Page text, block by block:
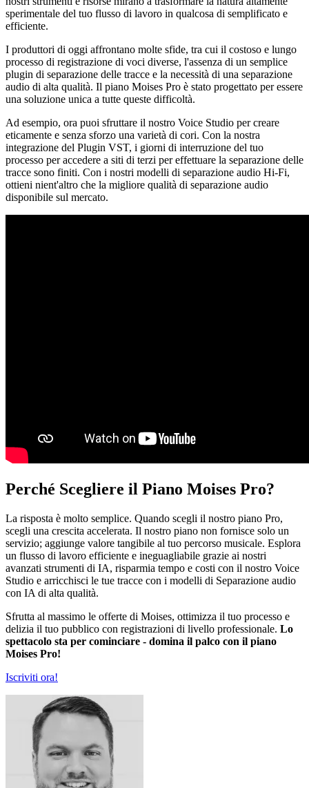
sperimentale del tuo flusso di lavoro in qualcosa di semplificato e
efficiente.
I produttori di oggi affrontano molte sfide, tra cui il costoso e lungo
processo di registrazione di voci diverse, l'assenza di un semplice
plugin di separazione delle tracce e la necessità di una separazione
audio di alta qualità. Il piano Moises Pro è stato progettato per essere
una soluzione unica a tutte queste difficoltà.
Ad esempio, ora puoi sfruttare il nostro Voice Studio per creare
eticamente e senza sforzo una varietà di cori. Con la nostra
integrazione del Plugin VST, i giorni di interruzione del tuo
processo per accedere a siti di terzi per effettuare la separazione delle
tracce sono finiti. Con i nostri modelli di separazione audio Hi-Fi,
ottieni nient'altro che la migliore qualità di separazione audio
disponibile sul mercato.
Perché Scegliere il Piano Moises Pro?
La risposta è molto semplice. Quando scegli il nostro piano Pro,
scegli una crescita accelerata. Il nostro piano non fornisce solo un
servizio; aggiunge valore tangibile al tuo percorso musicale. Esplora
un flusso di lavoro efficiente e ineguagliabile grazie ai nostri
avanzati strumenti di IA, risparmia tempo e costi con il nostro Voice
Studio e arricchisci le tue tracce con i modelli di Separazione audio
con IA di alta qualità.
Sfrutta al massimo le offerte di Moises, ottimizza il tuo processo e
delizia il tuo pubblico con registrazioni di livello professionale. Lo
spettacolo sta per cominciare - domina il palco con il piano
Moises Pro!
Iscriviti ora!